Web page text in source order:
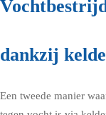
dankzij
Een tweede manier